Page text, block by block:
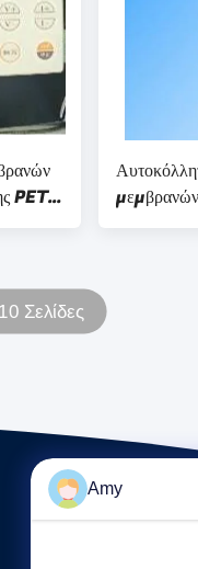
PET
μεμβρανών
Σελίδες
Amy